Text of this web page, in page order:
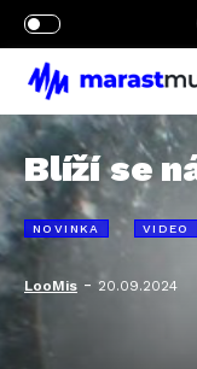
Blíží se
NOVINKA VIDEO
LooMis - 20.09.2024